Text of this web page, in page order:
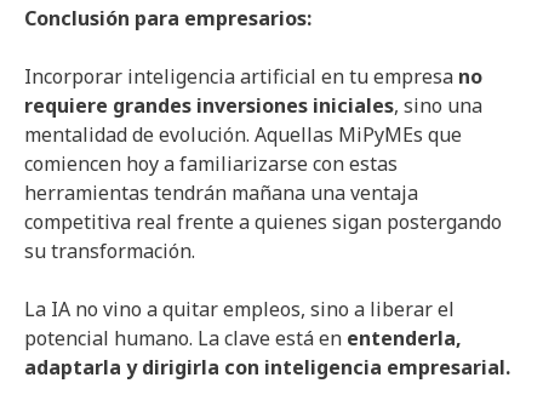
Conclusión para empresarios:
Incorporar inteligencia artificial en tu empresa no
requiere grandes inversiones iniciales, sino una
mentalidad de evolución. Aquellas MiPyMEs que
comiencen hoy a familiarizarse con estas
herramientas tendrán mañana una ventaja
competitiva real frente a quienes sigan postergando
su transformación.
La IA no vino a quitar empleos, sino a liberar el
potencial humano. La clave está en entenderla,
adaptarla y dirigirla con inteligencia empresarial.